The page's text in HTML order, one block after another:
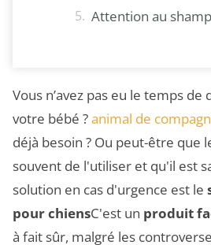
Vous n’avez pas eu le temps de
votre bébé ?animal de
déjà besoin ? Ou peut-être que
souvent de l'utiliser et qu'il est
solution en cas d'urgence est le
pour chiensC'est un produit
à fait sûr, malgré les